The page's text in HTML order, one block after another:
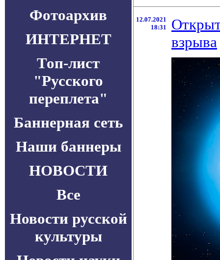
Фотоархив
ИНТЕРНЕТ
Топ-лист
"Русского
переплета"
Баннерная сеть
Наши баннеры
НОВОСТИ
Все
Новости русской
культуры
12.07.2021
18:31
взрыва